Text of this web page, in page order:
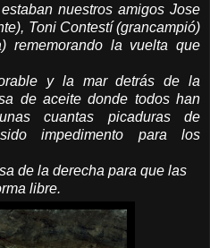
nuestros amigos Jose
Toni Contestí (grancampió)
rememorando la vuelta que
y la mar detrás de la
de aceite donde todos han
cuantas picaduras de
impedimento para los
de la derecha para que las
libre.